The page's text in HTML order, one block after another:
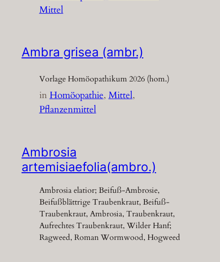
Mittel
Ambra grisea (ambr.)
Vorlage Homöopathikum 2026 (hom.)
inHomöopathie, Mittel
Pflanzenmittel
Ambrosia
artemisiaefolia(ambro.)
Ambrosia elatior; Beifuß-Ambrosie,
Beifußblättrige Traubenkraut, Beifuß-
Traubenkraut, Ambrosia, Traubenkraut,
Aufrechtes Traubenkraut, Wilder Hanf;
Ragweed, Roman Wormwood, Hogweed